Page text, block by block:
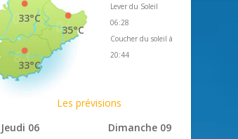
35°C
33°C
33°C
Lever du Soleil
06:28
Coucher du soleil à
20:44
Les prévisions
Jeudi 06
Dimanche 09